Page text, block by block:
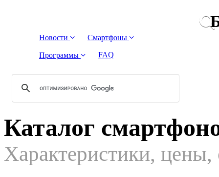
Новости Смартфоны
Программы FAQ
Каталог
Характеристики,